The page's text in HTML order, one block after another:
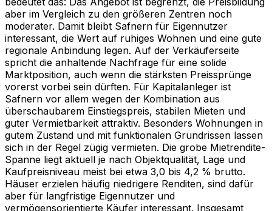
aber im Vergleich zu den größeren Zentren noch
moderater. Damit bleibt Safnern für Eigennutzer
interessant, die Wert auf ruhiges Wohnen und eine gute
regionale Anbindung legen. Auf der Verkäuferseite
spricht die anhaltende Nachfrage für eine solide
Marktposition, auch wenn die stärksten Preissprünge
vorerst vorbei sein dürften. Für Kapitalanleger ist
Safnern vor allem wegen der Kombination aus
überschaubarem Einstiegspreis, stabilen Mieten und
guter Vermietbarkeit attraktiv. Besonders Wohnungen in
gutem Zustand und mit funktionalen Grundrissen lassen
sich in der Regel zügig vermieten. Die grobe Mietrendite-
Spanne liegt aktuell je nach Objektqualität, Lage und
Kaufpreisniveau meist bei etwa 3,0 bis 4,2 % brutto.
Häuser erzielen häufig niedrigere Renditen, sind dafür
aber für langfristige Eigennutzer und
vermögensorientierte Käufer interessant. Insgesamt